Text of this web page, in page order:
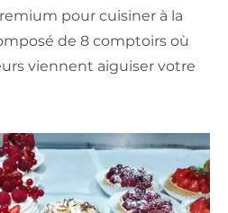
pour cuisiner à la
de 8 comptoirs où
viennent aiguiser votre